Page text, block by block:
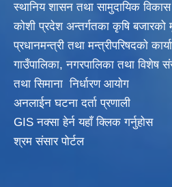
स्थानिय शासन तथा सामुदायिक
कोशी प्रदेश अन्तर्गतका कृषि बजारको
प्रधानमन्त्री तथा मन्त्रीपरिषदकाे
गाउँपालिका, नगरपालिका तथा विशेष
तथा सिमाना निर्धारण आयाेग
अनलाईन घटना दर्ता प्रणाली
GIS नक्सा हेर्न यहाँ क्लिक गर्नुहाेस
श्रम संसार पोर्टल